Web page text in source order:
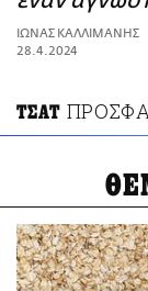
ΑΜΠΑ
PRINT
ΙΩΝΑΣ ΚΑΛΛΙΜΑΝΗΣ
28.4.2024
ΤΣΑΤ